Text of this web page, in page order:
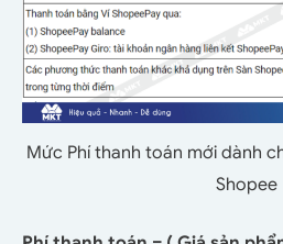
Mức Phí thanh toán mới dành
Shopee